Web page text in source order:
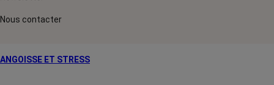
Nous contacter
ANGOISSE ET STRESS